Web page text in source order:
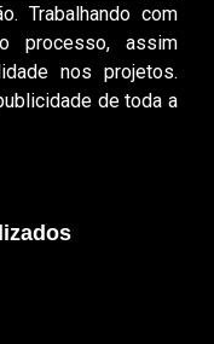
Trabalhando com
processo, assim
nos projetos.
de toda a